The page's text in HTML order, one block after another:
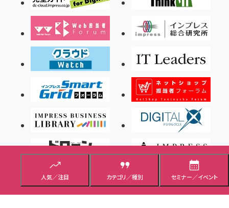
人気／注目 カテゴリ／種別 セミナー／イベント